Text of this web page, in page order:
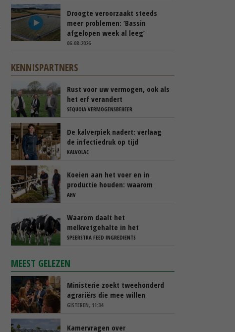
Droogte veroorzaakt steeds
meer problemen: ‘Bassin
afgelopen week al leeg’
06-08-2026
KENNISPARTNERS
Rust voor uw vermogen, ook als
het erf verandert
SEQUOIA VERMOGENSBEHEER
De kalverpiek nadert: verlaag
de infectiedruk op tijd
KALVOLAC
Koeien aan het voer en in
productie houden: waarom
‘immuunmodulatie’ belangrijk
AHV
Waarom daalt het
melkvetgehalte in het
voorjaar?
SPEERSTRA FEED INGREDIENTS
MEEST GELEZEN
Ministerie zoekt tweehonderd
agrariërs die mee willen
denken
GISTEREN, 11:34
Kamervragen over